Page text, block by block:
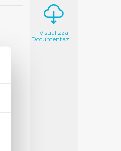
Visualizza
Documentazione